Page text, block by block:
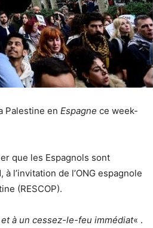
Palestine en Espagne ce week-
que les Espagnols sont
l’invitation de l’ONG espagnole
(RESCOP).
à un cessez-le-feu immédiat« .